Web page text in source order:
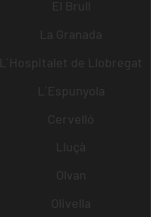
El Brull
La Granada
L´Hospitalet de Llobregat
L´Espunyola
Cervelló
Lluçà
Olvan
Olivella